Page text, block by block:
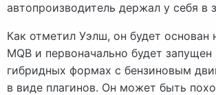
автопроизводитель держал у себя в
Как отметил Уэлш, он будет основан
MQB и первоначально будет запущен
гибридных формах с бензиновым
в виде плагинов. Он может быть